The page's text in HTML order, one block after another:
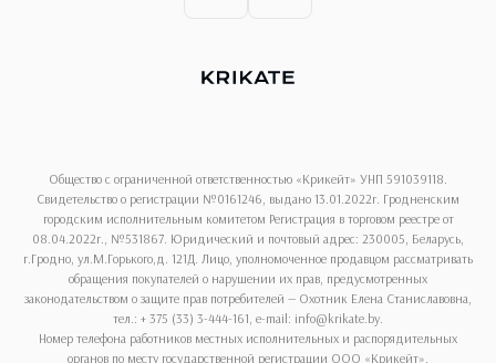
Общество с ограниченной ответственностью «Крикейт» УНП 591039118.
Свидетельство о регистрации №0161246, выдано 13.01.2022г. Гродненским
городским исполнительным комитетом Регистрация в торговом реестре от
08.04.2022г., №531867. Юридический и почтовый адрес: 230005, Беларусь,
г.Гродно, ул.М.Горького,д. 121Д. Лицо, уполномоченное продавцом рассматривать
обращения покупателей о нарушении их прав, предусмотренных
законодательством о защите прав потребителей — Охотник Елена Станиславовна,
тел.: + 375 (33) 3-444-161, e-mail: info@krikate.by.
Номер телефона работников местных исполнительных и распорядительных
органов по месту государственной регистрации ООО «Крикейт»,